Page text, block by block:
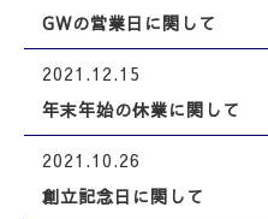
GWの営業日に関して
2021.12.15
年末年始の休業に関して
2021.10.26
創立記念日に関して